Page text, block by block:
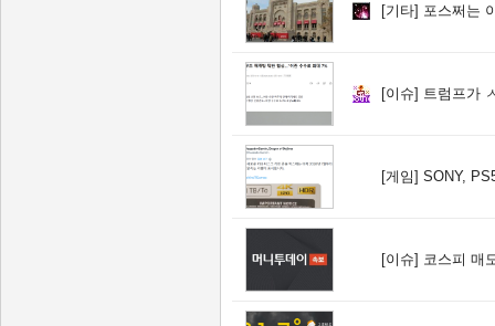
[기타] 포스쩌는
[이슈] 트럼프가
[게임] SONY,
[이슈] 코스피 매